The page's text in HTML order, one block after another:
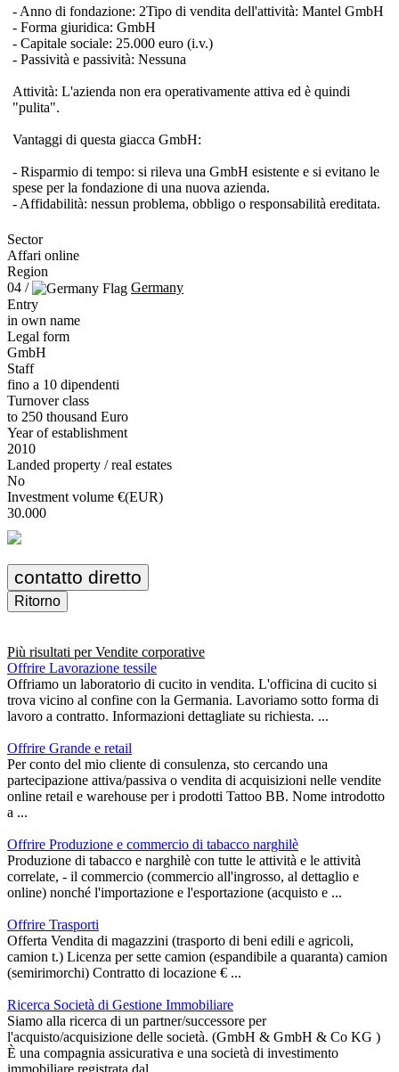
- Anno di fondazione: 2Tipo di vendita dell'attività: Mantel GmbH
- Forma giuridica: GmbH
- Capitale sociale: 25.000 euro (i.v.)
- Passività e passività: Nessuna
Attività: L'azienda non era operativamente attiva ed è quindi
"pulita".
Vantaggi di questa giacca GmbH:
- Risparmio di tempo: si rileva una GmbH esistente e si evitano le
spese per la fondazione di una nuova azienda.
- Affidabilità: nessun problema, obbligo o responsabilità ereditata.
Sector
Affari online
Region
04 /
Germany
Entry
in own name
Legal form
GmbH
Staff
fino a 10 dipendenti
Turnover class
to 250 thousand Euro
Year of establishment
2010
Landed property / real estates
No
Investment volume €(EUR)
30.000
contatto diretto
Ritorno
Più risultati perVendite corporative
Offrire Lavorazione tessile
Offriamo un laboratorio di cucito in vendita. L'officina di cucito si
trova vicino al confine con la Germania. Lavoriamo sotto forma di
lavoro a contratto. Informazioni dettagliate su richiesta. ...
Offrire Grande e retail
Per conto del mio cliente di consulenza, sto cercando una
partecipazione attiva/passiva o vendita di acquisizioni nelle vendite
online retail e warehouse per i prodotti Tattoo BB. Nome introdotto
a ...
Offrire Produzione e commercio di tabacco narghilè
Produzione di tabacco e narghilè con tutte le attività e le attività
correlate, - il commercio (commercio all'ingrosso, al dettaglio e
online) nonché l'importazione e l'esportazione (acquisto e ...
Offrire Trasporti
Offerta Vendita di magazzini (trasporto di beni edili e agricoli,
camion t.) Licenza per sette camion (espandibile a quaranta) camion
(semirimorchi) Contratto di locazione € ...
Ricerca Società di Gestione Immobiliare
Siamo alla ricerca di un partner/successore per
l'acquisto/acquisizione delle società. (GmbH & GmbH & Co KG )
È una compagnia assicurativa e una società di investimento
immobiliare registrata dal ...